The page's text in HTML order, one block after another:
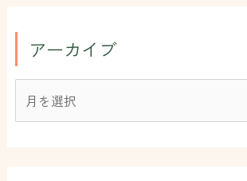
アーカイブ